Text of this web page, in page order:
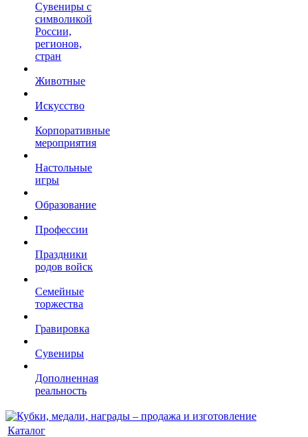
Сувениры с
символикой
России,
регионов,
стран
Животные
Искусство
Корпоративные
мероприятия
Настольные
игры
Образование
Профессии
Праздники
родов войск
Семейные
торжества
Гравировка
Сувениры
Дополненная
реальность
Каталог